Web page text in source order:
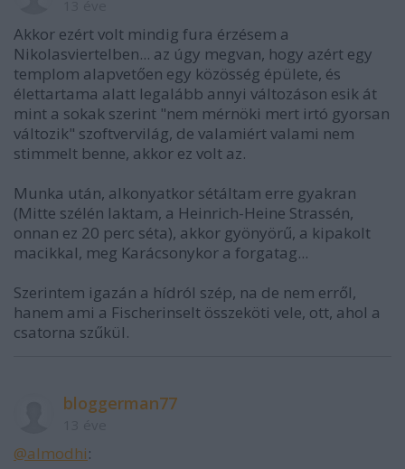
Akkor ezért volt mindig fura érzésem a
Nikolasviertelben... az úgy megvan, hogy azért egy
templom alapvetően egy közösség épülete, és
élettartama alatt legalább annyi változáson esik át
mint a sokak szerint "nem mérnöki mert irtó gyorsan
változik" szoftvervilág, de valamiért valami nem
stimmelt benne, akkor ez volt az.
Munka után, alkonyatkor sétáltam erre gyakran
(Mitte szélén laktam, a Heinrich-Heine Strassén,
onnan ez 20 perc séta), akkor gyönyörű, a kipakolt
macikkal, meg Karácsonykor a forgatag...
Szerintem igazán a hídról szép, na de nem erről,
hanem ami a Fischerinselt összeköti vele, ott, ahol a
csatorna szűkül.
bloggerman77
@almodhi: